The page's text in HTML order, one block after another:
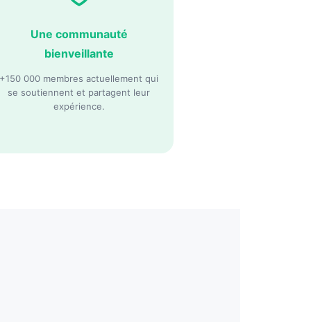
Une communauté
bienveillante
+150 000 membres actuellement qui
se soutiennent et partagent leur
expérience.